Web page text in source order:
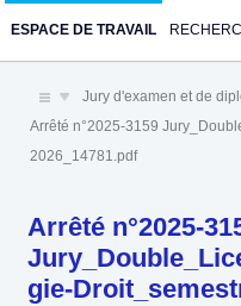
ESPACE DE TRAVAIL
Jury d'examen et de
Arrêté n°2025-3159
2026_14781.pdf
Arrêté n°2025-
gie-